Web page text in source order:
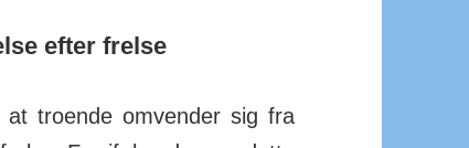
efter frelse
troende om­vender sig fra